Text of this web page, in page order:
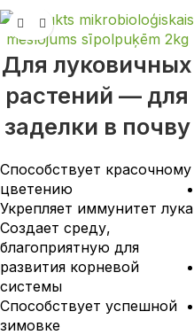
Для луковичных
растений — для
заделки в почву
Способствует красочному
цветению
Укрепляет иммунитет лука
Создает среду,
благоприятную для
развития корневой
системы
Способствует успешной
зимовке